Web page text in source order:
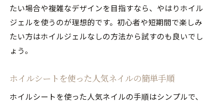
たい場合や複雑なデザインを目指すなら、やはりホイル
ジェルを使うのが理想的です。初心者や短期間で楽しみ
たい方はホイルジェルなしの方法から試すのも良いでし
ょう。
ホイルシートを使った人気ネイルの簡単手順
ホイルシートを使った人気ネイルの手順はシンプルで、